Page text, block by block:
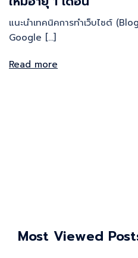
แนะนำเทคนิคการทำเว็บไซต์
Google […]
Read more
Most Viewed